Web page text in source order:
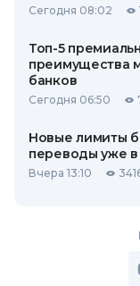
Сегодня 08:02
Топ-5
преимущества
банков
Сегодня 06:50
Новые лимиты
переводы уже в
Вчера 13:10